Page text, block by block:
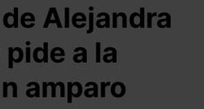
Alejandra
a la
amparo